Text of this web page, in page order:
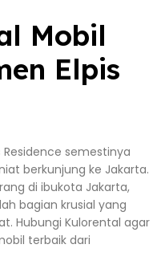
Mobil
Elpis
semestinya
berkunjung ke Jakarta.
di ibukota Jakarta,
bagian krusial yang
Hubungi Kulorental agar
terbaik dari